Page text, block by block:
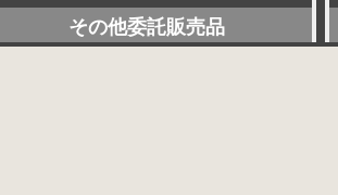
その他委託販売品